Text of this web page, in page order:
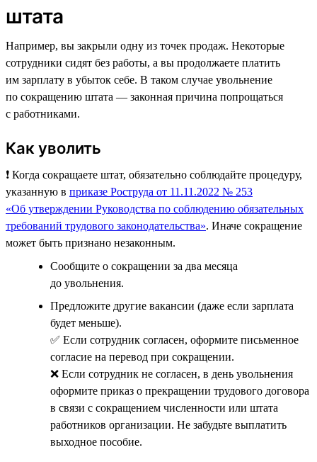
штата
Например, вы закрыли одну из точек продаж. Некоторые
сотрудники сидят без работы, а вы продолжаете платить
им зарплату в убыток себе. В таком случае увольнение
по сокращению штата — законная причина попрощаться
с работниками.
Как уволить
❗️ Когда сокращаете штат, обязательно соблюдайте процедуру,
указанную в приказе Роструда от 11.11.2022 № 253
«Об утверждении Руководства по соблюдению обязательных
требований трудового законодательства». Иначе сокращение
может быть признано незаконным.
Сообщите о сокращении за два месяца
до увольнения.
Предложите другие вакансии (даже если зарплата
будет меньше).
✅ Если сотрудник согласен, оформите письменное
согласие на перевод при сокращении.
❌ Если сотрудник не согласен, в день увольнения
оформите приказ о прекращении трудового договора
в связи с сокращением численности или штата
работников организации. Не забудьте выплатить
выходное пособие.